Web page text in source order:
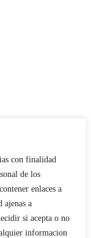
con finalidad
de los
enlaces a
ajenas a
si acepta o no
informacion